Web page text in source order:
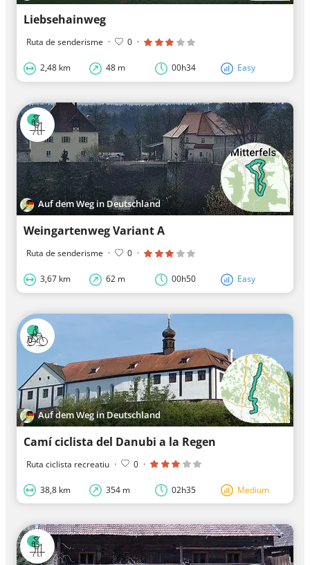
Liebsehainweg
Ruta de senderisme · 0 ·
2,48 km 48 m 00h34 Easy
Auf dem Weg in Deutschland
Weingartenweg Variant A
Ruta de senderisme · 0 ·
3,67 km 62 m 00h50 Easy
Auf dem Weg in Deutschland
Camí ciclista del Danubi a la Regen
Ruta ciclista recreatiu · 0 ·
38,8 km 354 m 02h35 Medium